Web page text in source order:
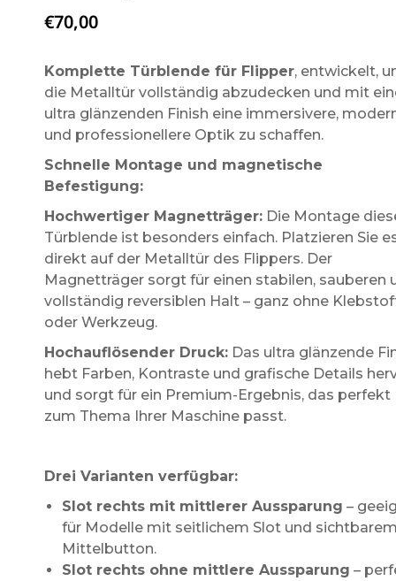
€70,00
Komplette Türblende für Flipper, entwickelt,
die Metalltür vollständig abzudecken und mit
ultra glänzenden Finish eine immersivere,
und professionellere Optik zu schaffen.
Schnelle Montage und magnetische
Befestigung:
Hochwertiger Magnetträger: Die Montage
Türblende ist besonders einfach. Platzieren Sie
direkt auf der Metalltür des Flippers. Der
Magnetträger sorgt für einen stabilen, sauberen
vollständig reversiblen Halt – ganz ohne
oder Werkzeug.
Hochauflösender Druck: Das ultra glänzende
hebt Farben, Kontraste und grafische Details
und sorgt für ein Premium-Ergebnis, das perfekt
zum Thema Ihrer Maschine passt.
Drei Varianten verfügbar:
Slot rechts mit mittlerer Aussparung –
für Modelle mit seitlichem Slot und
Mittelbutton.
Slot rechts ohne mittlere Aussparung –